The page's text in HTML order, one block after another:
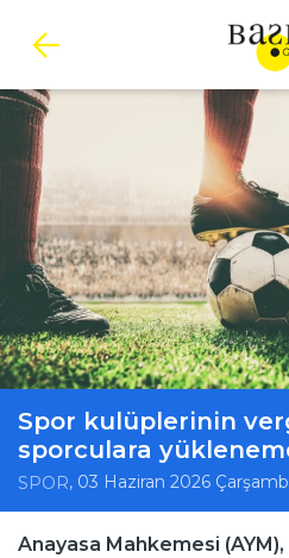
Spor kulüplerinin
sporculara
SPOR, 03 Haziran 2026
Anayasa Mahkemesi